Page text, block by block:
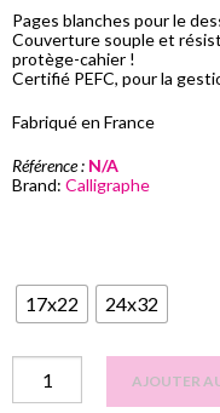
Pages blanches pour le
Couverture souple et
protège-cahier !
Certifié PEFC, pour la
Fabriqué en France
Référence : N/A
Brand: Calligraphe
17x22 24x32
quantité
cahier
AJOUTER